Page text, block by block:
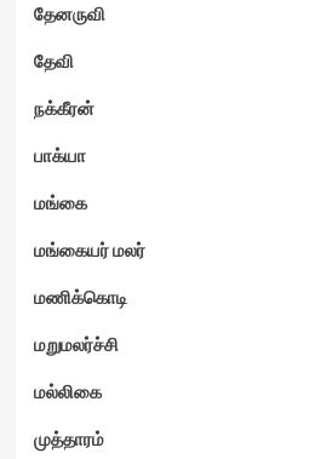
தேனருவி
தேவி
நக்கீரன்
பாக்யா
மங்கை
மங்கையர் மலர்
மணிக்கொடி
மறுமலர்ச்சி
மல்லிகை
முத்தாரம்